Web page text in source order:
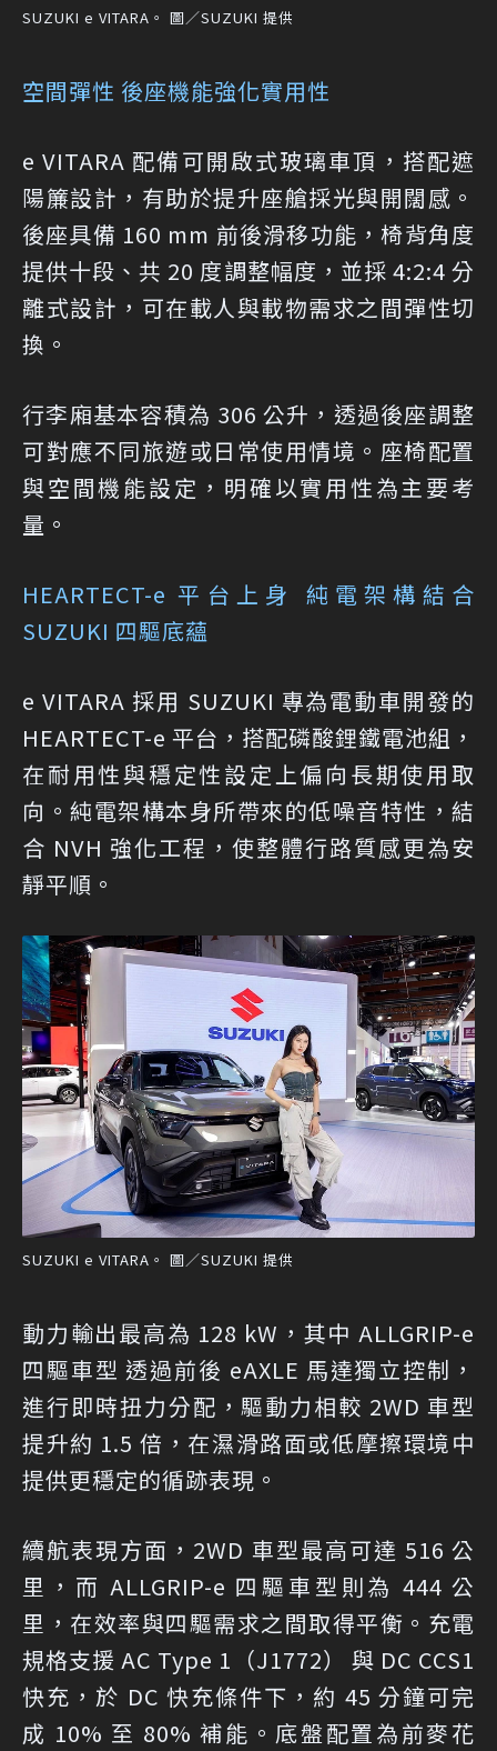
SUZUKI e VITARA。 圖／SUZUKI 提供
空間彈性 後座機能強化實用性
e VITARA 配備可開啟式玻璃車頂，搭配遮
陽簾設計，有助於提升座艙採光與開闊感。
後座具備 160 mm 前後滑移功能，椅背角度
提供十段、共 20 度調整幅度，並採 4:2:4 分
離式設計，可在載人與載物需求之間彈性切
換。
行李廂基本容積為 306 公升，透過後座調整
可對應不同旅遊或日常使用情境。座椅配置
與空間機能設定，明確以實用性為主要考
量。
HEARTECT-e 平台上身 純電架構結合
SUZUKI 四驅底蘊
e VITARA 採用 SUZUKI 專為電動車開發的
HEARTECT-e 平台，搭配磷酸鋰鐵電池組，
在耐用性與穩定性設定上偏向長期使用取
向。純電架構本身所帶來的低噪音特性，結
合 NVH 強化工程，使整體行路質感更為安
靜平順。
SUZUKI e VITARA。 圖／SUZUKI 提供
動力輸出最高為 128 kW，其中 ALLGRIP-e
四驅車型 透過前後 eAXLE 馬達獨立控制，
進行即時扭力分配，驅動力相較 2WD 車型
提升約 1.5 倍，在濕滑路面或低摩擦環境中
提供更穩定的循跡表現。
續航表現方面，2WD 車型最高可達 516 公
里，而 ALLGRIP-e 四驅車型則為 444 公
里，在效率與四驅需求之間取得平衡。充電
規格支援 AC Type 1（J1772） 與 DC CCS1
快充，於 DC 快充條件下，約 45 分鐘可完
成 10% 至 80% 補能。底盤配置為前麥花